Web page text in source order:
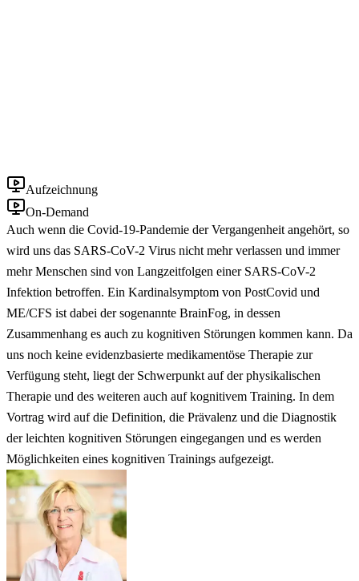
Aufzeichnung
On-Demand
Auch wenn die Covid-19-Pandemie der Vergangenheit angehört, so
wird uns das SARS-CoV-2 Virus nicht mehr verlassen und immer
mehr Menschen sind von Langzeitfolgen einer SARS-CoV-2
Infektion betroffen. Ein Kardinalsymptom von PostCovid und
ME/CFS ist dabei der sogenannte BrainFog, in dessen
Zusammenhang es auch zu kognitiven Störungen kommen kann. Da
uns noch keine evidenzbasierte medikamentöse Therapie zur
Verfügung steht, liegt der Schwerpunkt auf der physikalischen
Therapie und des weiteren auch auf kognitivem Training. In dem
Vortrag wird auf die Definition, die Prävalenz und die Diagnostik
der leichten kognitiven Störungen eingegangen und es werden
Möglichkeiten eines kognitiven Trainings aufgezeigt.